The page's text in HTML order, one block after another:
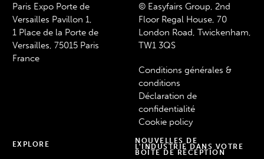
Paris Expo Porte de
Versailles Pavillon 1,
1 Place de la Porte de
Versailles, 75015 Paris
France
© Easyfairs Group, 2nd
Floor Regal House, 70
London Road, Twickenham,
TW1 3QS
Conditions générales &
conditions
Déclaration de
confidentialité
Cookie policy
EXPLORE NOUVELLES DE
L'INDUSTRIE DANS VOTRE
BOÎTE DE RÉCEPTION